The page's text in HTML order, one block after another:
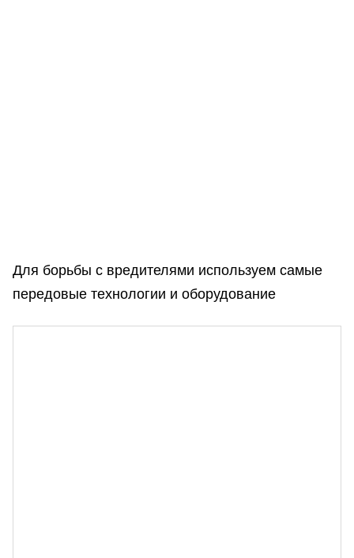
Для борьбы с вредителями используем самые
передовые технологии и оборудование